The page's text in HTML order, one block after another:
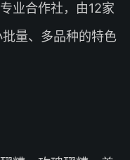
业合作社，由12家
量、多品种的特色